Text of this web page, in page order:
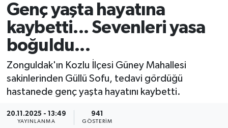
Genç yaşta hayatına
kaybetti... Sevenleri yasa
boğuldu...
Zonguldak'ın Kozlu İlçesi Güney Mahallesi
sakinlerinden Güllü Sofu, tedavi gördüğü
hastanede genç yaşta hayatını kaybetti.
20.11.2025 - 13:49
YAYINLANMA
941
GÖSTERIM
Siyaset
Spor
Eğitim
Ekonomi
Kültür-Sanat